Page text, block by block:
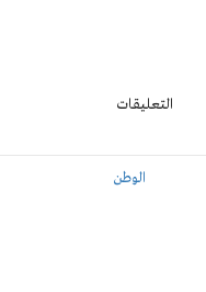
التعليقات
الوطن